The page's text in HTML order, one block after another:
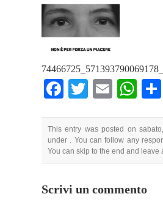
Facebook
TwitterEmail
This entry was posted on
under . You can follow any
You can skip to the end and
Scrivi un commento